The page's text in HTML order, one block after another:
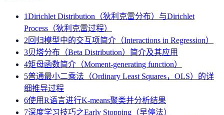
1Dirichlet Distribution（狄利克雷分布）与Dirichlet
Process（狄利克雷过程）
2回归模型中的交互项简介（Interactions in Regression）
3贝塔分布（Beta Distribution）简介及其应用
4矩母函数简介（Moment-generating function）
5普通最小二乘法（Ordinary Least Squares，OLS）的详
细推导过程
6使用R语言进行K-means聚类并分析结果
7深度学习技巧之Early Stopping（早停法）